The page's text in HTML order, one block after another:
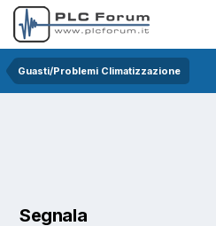
Guasti/Problemi Climatizzazione
Segnala